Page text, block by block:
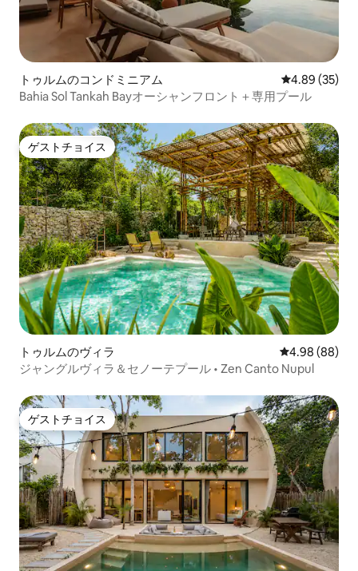
トゥルムのコンドミニアム レビュー35
4.89 (35)
Bahia Sol Tankah Bayオーシャンフロント＋専用プール
ゲストチョイス
ゲストチョイス
トゥルムのヴィラ レビュー88件
4.98 (88)
ジャングルヴィラ＆セノーテプール • Zen Canto Nupul
ゲストチョイス
ゲストチョイス